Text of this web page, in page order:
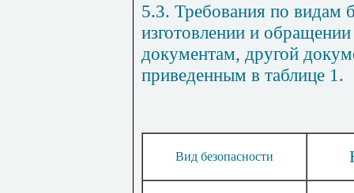
5.3. Требования по видам
изготовлении и
документам, другой
приведенным в таблице 1.
Вид безопасности